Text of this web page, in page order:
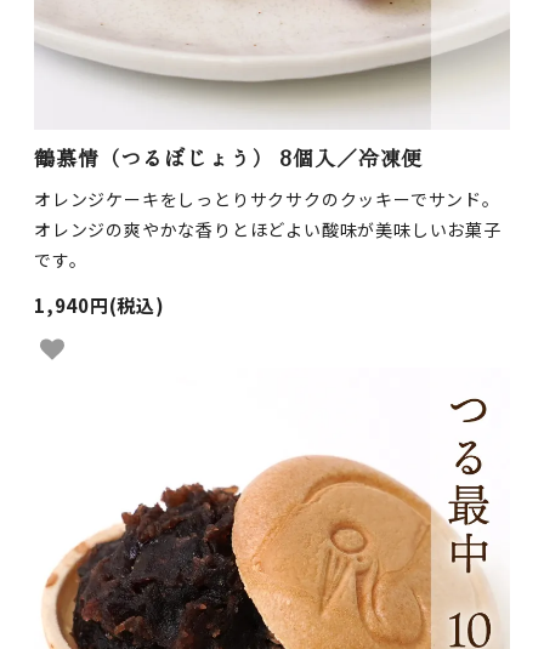
鶴慕情（つるぼじょう） 8個入／冷凍便
オレンジケーキをしっとりサクサクのクッキーでサンド。
オレンジの爽やかな香りとほどよい酸味が美味しいお菓子
です。
1,940円(税込)